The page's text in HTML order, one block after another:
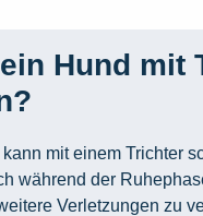
Hund mit
mit einem Trichter
während der
Verletzungen zu